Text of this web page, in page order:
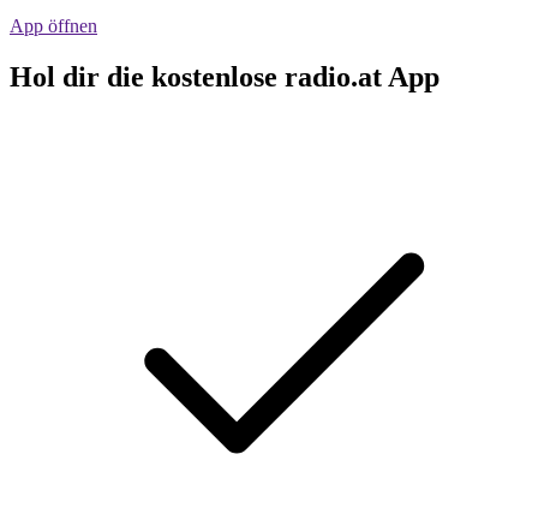
App öffnen
Hol dir die kostenlose radio.at App